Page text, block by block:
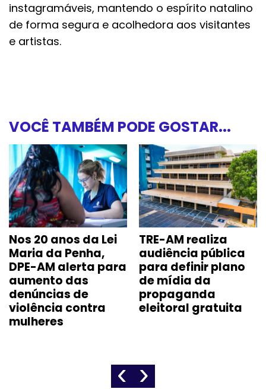
instagramáveis, mantendo o espírito natalino
de forma segura e acolhedora aos visitantes
e artistas.
VOCÊ TAMBÉM PODE GOSTAR...
Nos 20 anos da Lei
Maria da Penha,
DPE-AM alerta para
aumento das
denúncias de
violência contra
mulheres
TRE-AM realiza
audiência pública
para definir plano
de mídia da
propaganda
eleitoral gratuita
‹ ›